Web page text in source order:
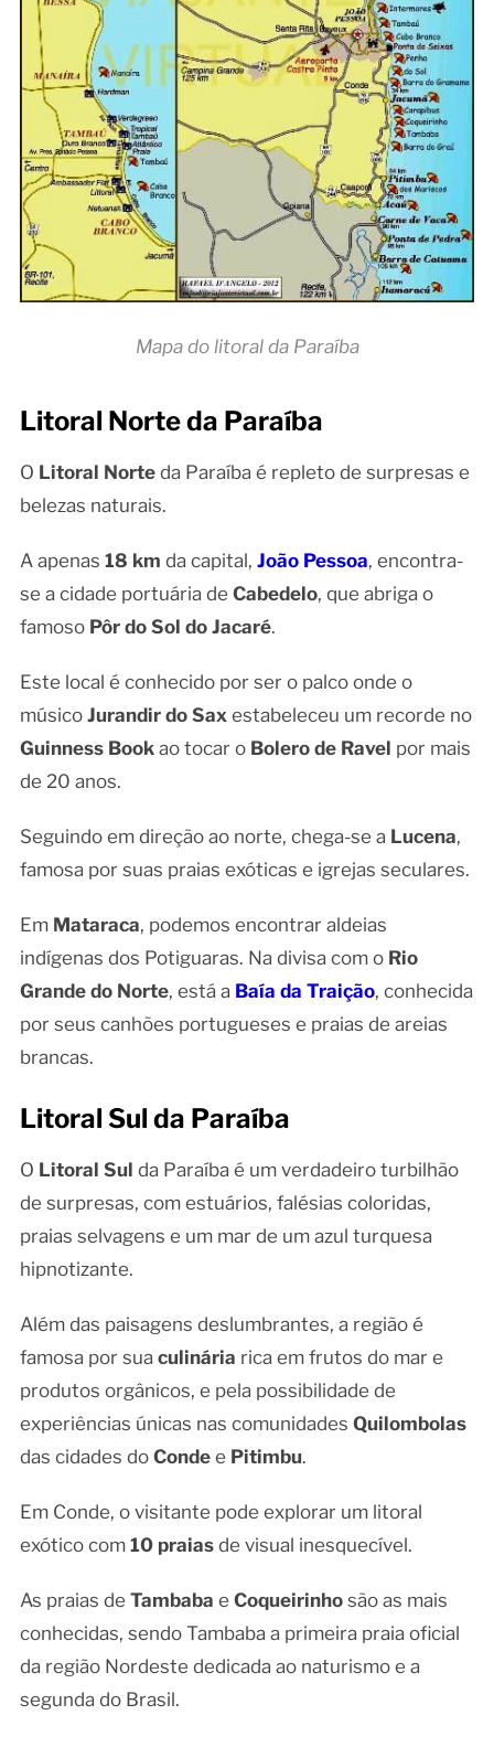
Mapa do litoral da Paraíba
Litoral Norte da Paraíba
O Litoral Norteda Paraíba é repleto de surpresas e
belezas naturais.
A apenas 18 km da capital, João Pessoa, encontra-
se a cidade portuária de Cabedelo, que abriga o
famoso Pôr do Sol do Jacaré.
Este local é conhecido por ser o palco onde o
músico Jurandir do Sax estabeleceu um recorde no
Guinness Bookao tocar o Bolero de Ravel por mais
de 20 anos.
Seguindo em direção ao norte, chega-se a Lucena,
famosa por suas praias exóticas e igrejas seculares.
Em Mataraca, podemos encontrar aldeias
indígenas dos Potiguaras. Na divisa com o Rio
Grande do Norte, está a Baía da Traição, conhecida
por seus canhões portugueses e praias de areias
brancas.
Litoral Sul da Paraíba
O Litoral Sul da Paraíba é um verdadeiro turbilhão
de surpresas, com estuários, falésias coloridas,
praias selvagens e um mar de um azul turquesa
hipnotizante.
Além das paisagens deslumbrantes, a região é
famosa por sua culinária rica em frutos do mar e
produtos orgânicos, e pela possibilidade de
experiências únicas nas comunidades Quilombolas
das cidades do Condee Pitimbu.
Em Conde, o visitante pode explorar um litoral
exótico com 10 praiasde visual inesquecível.
As praias de Tambaba e Coqueirinhosão as mais
conhecidas, sendo Tambaba a primeira praia oficial
da região Nordeste dedicada ao naturismo e a
segunda do Brasil.